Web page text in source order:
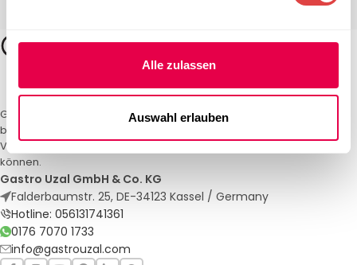
Alle zulassen
Auswahl erlauben
Gastro Uzal – Ihr Spezialist für Gastronomiemöbel und -textilien. Wir
bieten maßgeschneiderte Lösungen für Restaurants, Hotels und
Veranstaltungen. Qualität und Service, auf die Sie sich verlassen
können.
Gastro Uzal GmbH & Co. KG
Falderbaumstr. 25, DE-34123 Kassel / Germany
Hotline: 056131741361
0176 7070 1733
info@gastrouzal.com